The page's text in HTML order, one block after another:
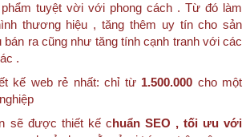
tuyệt vời với phong cách . Từ đó làm
thương hiệu , tăng thêm uy tín cho sản
bán ra cũng như tăng tính cạnh tranh với các
.
kế web rẻ nhất: chỉ từ 1.500.000 cho một
sẽ được thiết kế chuẩn SEO , tối ưu với